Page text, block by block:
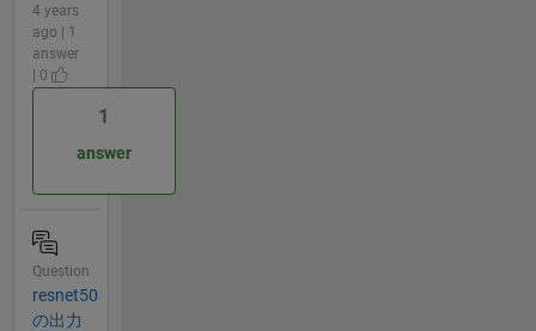
4 years
ago | 1
answer
| 0
1
answer
Question
resnet50
の出力